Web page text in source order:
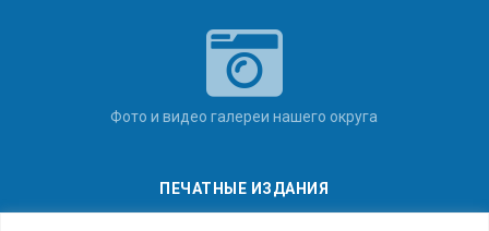
Фото и видео галереи нашего округа
ПЕЧАТНЫЕ ИЗДАНИЯ